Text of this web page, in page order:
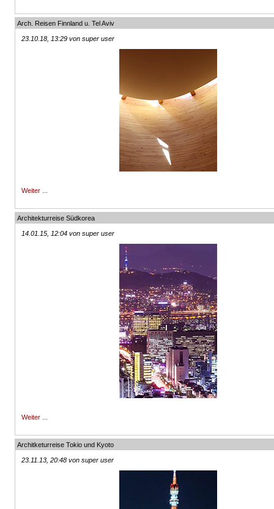
Arch. Reisen Finnland u. Tel Aviv
23.10.18, 13:29 von super user
Weiter ...
Architekturreise Südkorea
14.01.15, 12:04 von super user
Weiter ...
Architketurreise Tokio und Kyoto
23.11.13, 20:48 von super user